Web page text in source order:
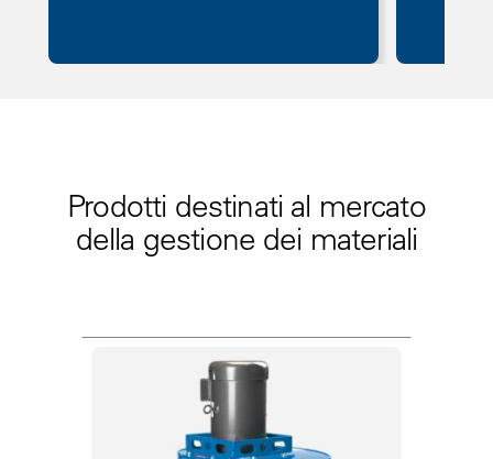
Prodotti destinati al mercato
della gestione dei materiali